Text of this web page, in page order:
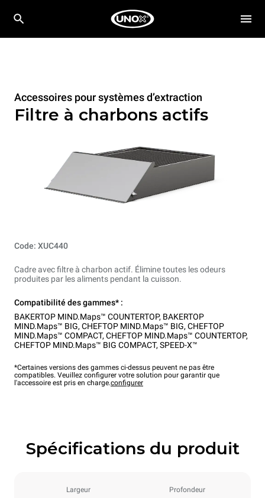
Accessoires pour systèmes d’extraction
Filtre à charbons actifs
Code: XUC440
Cadre avec filtre à charbon actif. Élimine toutes les odeurs
produites par les aliments pendant la cuisson.
Compatibilité des gammes* :
BAKERTOP MIND.Maps™ COUNTERTOP, BAKERTOP
MIND.Maps™ BIG, CHEFTOP MIND.Maps™ BIG, CHEFTOP
MIND.Maps™ COMPACT, CHEFTOP MIND.Maps™ COUNTERTOP,
CHEFTOP MIND.Maps™ BIG COMPACT, SPEED-X™
*Certaines versions des gammes ci-dessus peuvent ne pas être
compatibles. Veuillez configurer votre solution pour garantir que
l'accessoire est pris en charge.configurer
Spécifications du produit
Largeur Profondeur